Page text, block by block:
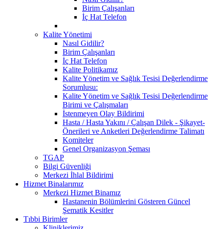
Birim Çalışanları
İç Hat Telefon
Kalite Yönetimi
Nasıl Gidilir?
Birim Çalışanları
İç Hat Telefon
Kalite Politikamız
Kalite Yönetim ve Sağlık Tesisi Değerlendirme
Sorumlusu:
Kalite Yönetim ve Sağlık Tesisi Değerlendirme
Birimi ve Çalışmaları
İstenmeyen Olay Bildirimi
Hasta / Hasta Yakını / Çalışan Dilek - Şikayet-
Önerileri ve Anketleri Değerlendirme Talimatı
Komiteler
Genel Organizasyon Şeması
TGAP
Bilgi Güvenliği
Merkezi İhlal Bildirimi
Hizmet Binalarımız
Merkezi Hizmet Binamız
Hastanenin Bölümlerini Gösteren Güncel
Şematik Kesitler
Tıbbi Birimler